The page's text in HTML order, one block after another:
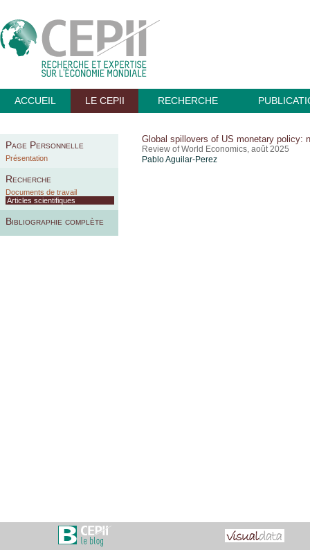
ACCUEIL LE CEPII RECHERCHE
Page Personnelle
Présentation
Recherche
Documents de travail
Articles scientifiques
Bibliographie complète
Global spillovers of US monetary policy:
Review of World Economics, août 2025
Pablo Aguilar-Perez